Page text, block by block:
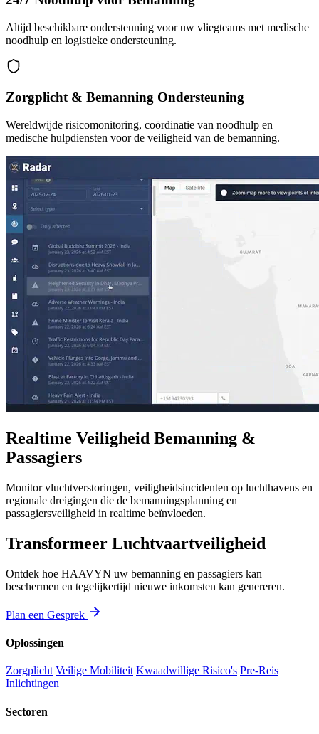
Altijd beschikbare ondersteuning voor uw vliegteams met medische
noodhulp en logistieke ondersteuning.
Zorgplicht & Bemanning Ondersteuning
Wereldwijde risicomonitoring, coördinatie van noodhulp en
medische hulpdiensten voor de veiligheid van de bemanning.
Realtime Veiligheid Bemanning &
Passagiers
Monitor vluchtverstoringen, veiligheidsincidenten op luchthavens en
regionale dreigingen die de bemanningsplanning en
passagiersveiligheid in realtime beïnvloeden.
Transformeer Luchtvaartveiligheid
Ontdek hoe HAAVYN uw bemanning en passagiers kan
beschermen en tegelijkertijd nieuwe inkomsten kan genereren.
Plan een Gesprek
Oplossingen
Zorgplicht Veilige Mobiliteit Kwaadwillige Risico's Pre-Reis
Inlichtingen
Sectoren